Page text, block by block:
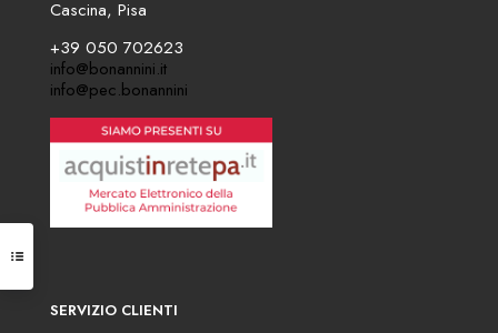
Cascina, Pisa
+39 050 702623
info@bonannini.it
info@pec.bonannini
SERVIZIO CLIENTI